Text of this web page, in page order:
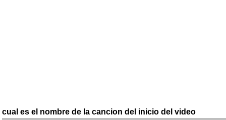
cual es el nombre de la cancion del inicio del video